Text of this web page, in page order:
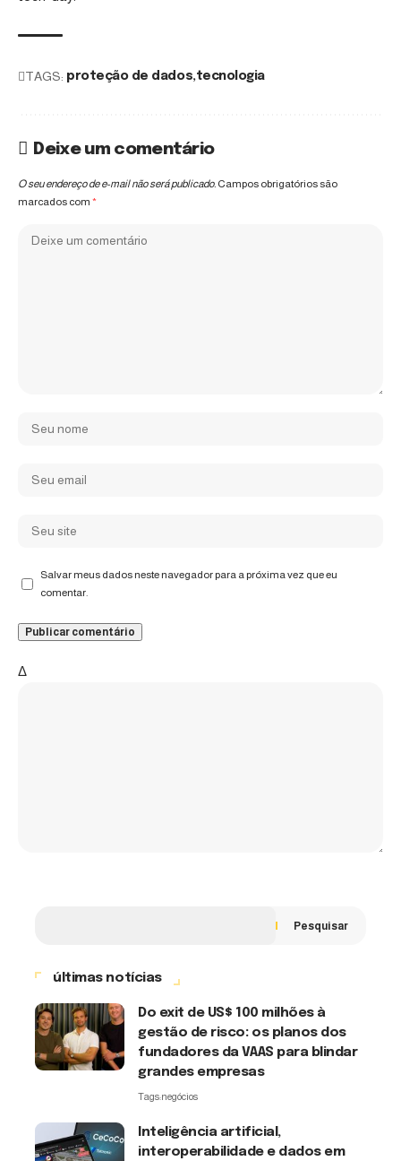
TAGS: proteção de dados tecnologia
Deixe um comentário
O seu endereço de e-mail não será publicado. Campos obrigatórios são
marcados com *
Salvar meus dados neste navegador para a próxima vez que eu
comentar.
Δ
Pesquisar
últimas notícias
Do exit de US$ 100 milhões à
gestão de risco: os planos dos
fundadores da VAAS para blindar
grandes empresas
Tags:negócios
Inteligência artificial,
interoperabilidade e dados em